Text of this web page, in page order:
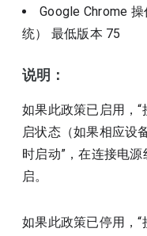
Google Chrome
统） 最低版本 75
说明：
如果此政策已启用，
启状态（如果相应设
时启动”，在连接电
启。
如果此政策已停用，